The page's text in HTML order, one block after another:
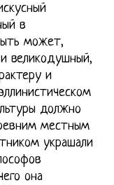
в
может,
великодушный,
и
должно
местным
украшали
она